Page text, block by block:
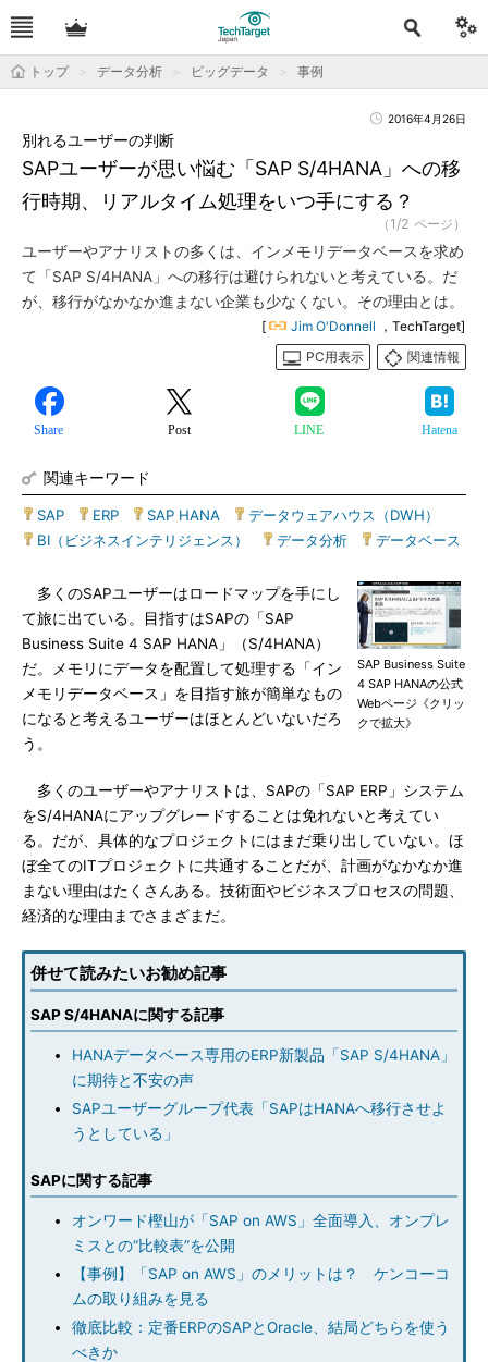
トップ データ分析 ビッグデータ 事例
2016年4月26日
SAPユーザーが思い悩む「SAP S/4HANA」への移
行時期、リアルタイム処理をいつ手にする？
別れるユーザーの判断
（1/2 ページ）
ユーザーやアナリストの多くは、インメモリデータベースを求め
て「SAP S/4HANA」への移行は避けられないと考えている。だ
が、移行がなかなか進まない企業も少なくない。その理由とは。
[ Jim O'Donnell ，TechTarget]
PC用表示
関連情報
Share Post LINE Hatena
関連キーワード
SAP ERP SAP HANA データウェアハウス（DWH）
BI（ビジネスインテリジェンス）
データ分析 データベース
SAP Business Suite
4 SAP HANAの公式
Webページ《クリッ
クで拡大》
多くのSAPユーザーはロードマップを手にし
て旅に出ている。目指すはSAPの「SAP
Business Suite 4 SAP HANA」（S/4HANA）
だ。メモリにデータを配置して処理する「イン
メモリデータベース」を目指す旅が簡単なもの
になると考えるユーザーはほとんどいないだろ
う。
多くのユーザーやアナリストは、SAPの「SAP ERP」システム
をS/4HANAにアップグレードすることは免れないと考えてい
る。だが、具体的なプロジェクトにはまだ乗り出していない。ほ
ぼ全てのITプロジェクトに共通することだが、計画がなかなか進
まない理由はたくさんある。技術面やビジネスプロセスの問題、
経済的な理由までさまざまだ。
併せて読みたいお勧め記事
SAP S/4HANAに関する記事
HANAデータベース専用のERP新製品「SAP S/4HANA」
に期待と不安の声
SAPユーザーグループ代表「SAPはHANAへ移行させよ
うとしている」
SAPに関する記事
オンワード樫山が「SAP on AWS」全面導入、オンプレ
ミスとの“比較表”を公開
【事例】「SAP on AWS」のメリットは？ ケンコーコ
ムの取り組みを見る
徹底比較：定番ERPのSAPとOracle、結局どちらを使う
べきか